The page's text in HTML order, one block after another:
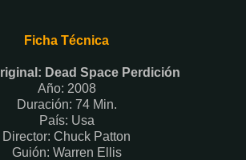
Ficha Técnica
Dead Space Perdición
Año: 2008
Duración: 74 Min.
País: Usa
Director: Chuck Patton
Guión: Warren Ellis